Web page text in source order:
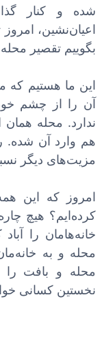
شده و کنار
اعیان‌نشین،
بگوییم تقصیر
این ما هستیم که
آن را از چشم
ندارد. محله
هم وارد آن شده.
مزیت‌های دیگر
امروز که این
کرده‌ایم؟ هیچ
خانه‌هامان را
محله و به
محله و بافت را
نخستین کسانی